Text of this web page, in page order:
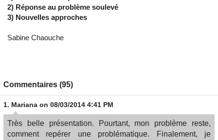
2) Réponse au problème soulevé
3) Nouvelles approches
Sabine Chaouche
Commentaires (95)
1. Mariana on 08/03/2014 4:41 PM
Très belle présentation. Pourtant, mon problème reste,
comment repérer une problématique. Finalement, je